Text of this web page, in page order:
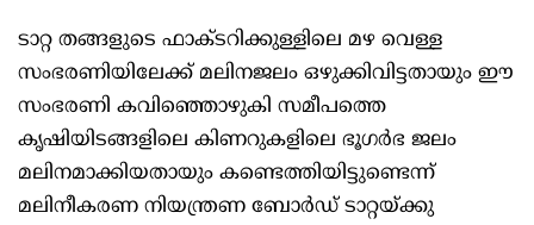
ടാറ്റ തങ്ങളുടെ ഫാക്ടറിക്കുള്ളിലെ മഴ വെള്ള
സംഭരണിയിലേക്ക് മലിനജലം ഒഴുക്കിവിട്ടതായും ഈ
സംഭരണി കവിഞ്ഞൊഴുകി സമീപത്തെ
കൃഷിയിടങ്ങളിലെ കിണറുകളിലെ ഭൂഗര്‍ഭ ജലം
മലിനമാക്കിയതായും കണ്ടെത്തിയിട്ടുണ്ടെന്ന്
മലിനീകരണ നിയന്ത്രണ ബോര്‍ഡ് ടാറ്റയ്ക്കു